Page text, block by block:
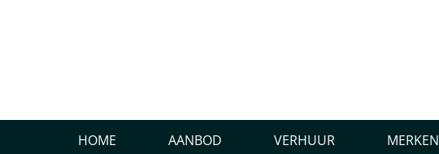
HOME AANBOD VERHUUR MERKEN
AutoZeeland in gesprek met Glenn den Exter